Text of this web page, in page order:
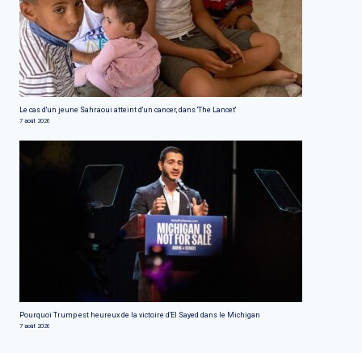
Le cas d'un jeune Sahraoui atteint d'un cancer, dans 'The Lancet'
7 août 2026
Pourquoi Trump est heureux de la victoire d'El Sayed dans le Michigan
7 août 2026